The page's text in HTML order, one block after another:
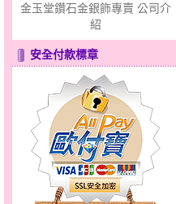
心之舞～金銀鋼套鍊
金玉堂鑽石金銀飾專賣 公司介
紹
安全付款標章